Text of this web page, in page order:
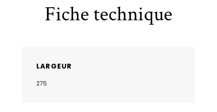
Fiche technique
LARGEUR
275